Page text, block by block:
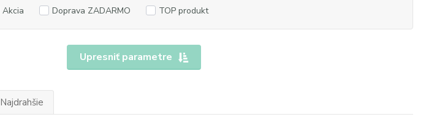
Upresniť parametre
Akcia Doprava ZADARMO TOP produkt
Najdrahšie